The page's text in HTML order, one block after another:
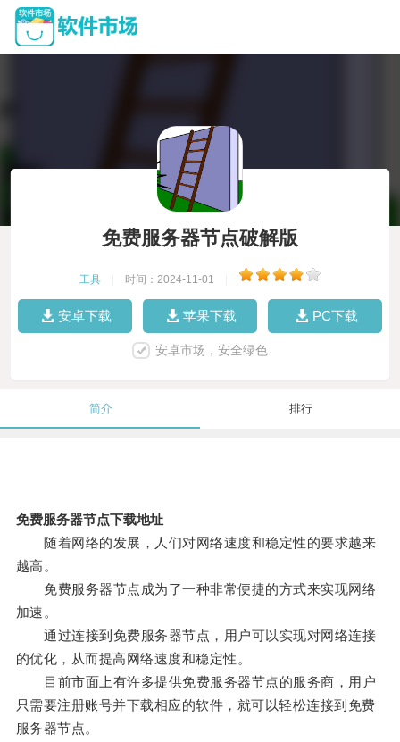
免费服务器节点破解版
工具 时间：2024-11-01
安卓下载 苹果下载 PC下载
安卓市场，安全绿色
简介 排行
免费服务器节点下载地址
随着网络的发展，人们对网络速度和稳定性的要求越来
越高。
免费服务器节点成为了一种非常便捷的方式来实现网络
加速。
通过连接到免费服务器节点，用户可以实现对网络连接
的优化，从而提高网络速度和稳定性。
目前市面上有许多提供免费服务器节点的服务商，用户
只需要注册账号并下载相应的软件，就可以轻松连接到免费
服务器节点。